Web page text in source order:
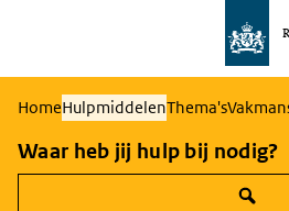
HomeHulpmiddelenThema's
Waar heb jij hulp bij nodig?